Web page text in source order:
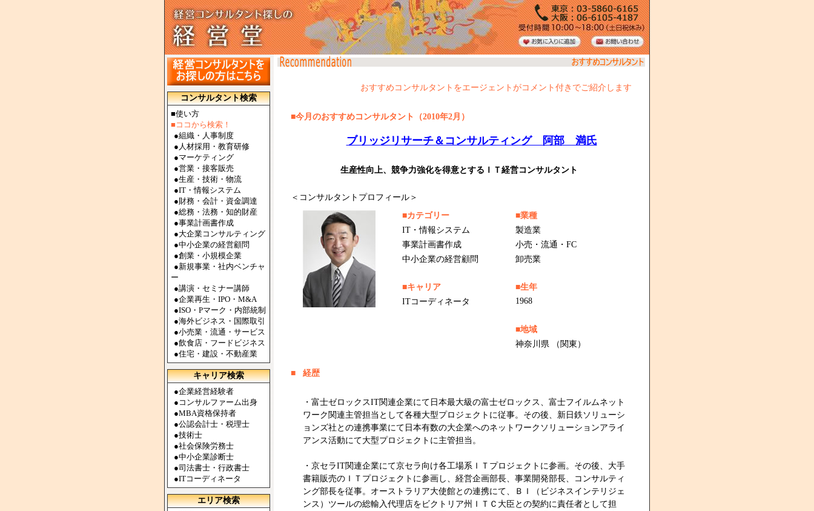
コンサルタント検索
■使い方
■ココから検索！
●組織・人事制度
● 人材採用・教育研修
●マーケティング
●営業・接客販売
●生産・技術・物流
●IT・情報システム
●財務・会計・資金調達
●総務・法務・知的財産
●事業計画書作成
●大企業コンサルティング
●中小企業の経営顧問
●創業・小規模企業
●新規事業・社内ベンチャ
ー
●講演・セミナー講師
●企業再生・IPO・M&A
●ISO・Pマーク・内部統制
●海外ビジネス・国際取引
●小売業・流通・サービス
●飲食店・フードビジネス
●住宅・建設・不動産業
キャリア検索
●企業経営経験者
● コンサルファーム出身
●MBA資格保持者
●公認会計士・税理士
●技術士
●社会保険労務士
●中小企業診断士
●司法書士・行政書士
●ITコーディネータ
エリア検索
おすすめコンサルタントをエージェントがコメント付きでご紹介します
■今月のおすすめコンサルタント（2010年2月）
ブリッジリサーチ＆コンサルティング 阿部 満氏
生産性向上、競争力強化を得意とするＩＴ経営コンサルタント
＜コンサルタントプロフィール＞
■カテゴリー
■業種
IT・情報システム
製造業
事業計画書作成
小売・流通・FC
中小企業の経営顧問
卸売業
■キャリア
■生年
ITコーディネータ
1968
■地域
神奈川県 （関東）
■ 経歴
・富士ゼロックスIT関連企業にて日本最大級の富士ゼロックス、富士フイルムネット
ワーク関連主管担当として各種大型プロジェクトに従事。その後、新日鉄ソリューシ
ョンズ社との連携事業にて日本有数の大企業へのネットワークソリューションアライ
アンス活動にて大型プロジェクトに主管担当。
・京セラIT関連企業にて京セラ向け各工場系ＩＴプロジェクトに参画。その後、大手
書籍販売のＩＴプロジェクトに参画し、経営企画部長、事業開発部長、コンサルティ
ング部長を従事。オーストラリア大使館との連携にて、ＢＩ（ビジネスインテリジェ
ンス）ツールの総輸入代理店をビクトリア州ＩＴＣ大臣との契約に責任者として担